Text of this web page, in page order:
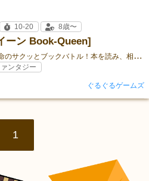
ーン Book-Queen]
読
み合いが命のサクッとブックバトル！本を読み、相手の心も読め！
10-20 8歳〜
ンタジー
ぐるぐるゲームズ
1